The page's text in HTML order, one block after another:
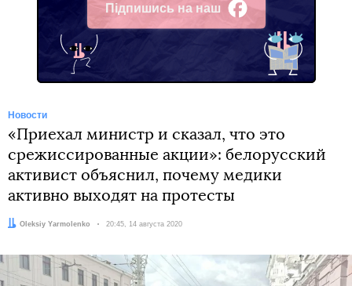
Підпишись на наш
Facebook
Новости
«Приехал министр и сказал, что это
срежиссированные акции»: белорусский
активист объяснил, почему медики
активно выходят на протесты
Автор:
Oleksiy Yarmolenko Дата:
20:45, 14 августа 2020